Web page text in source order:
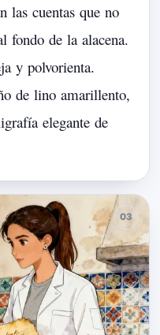
las cuentas que no
fondo de la alacena.
y polvorienta.
de lino amarillento,
elegante de